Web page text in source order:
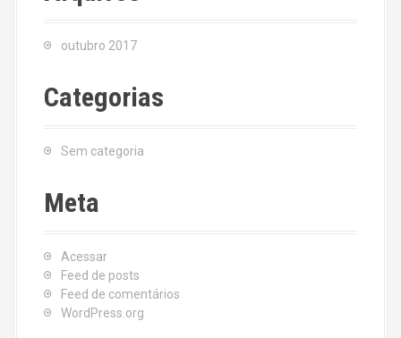
outubro 2017
Categorias
Sem categoria
Meta
Acessar
Feed de posts
Feed de comentários
WordPress.org